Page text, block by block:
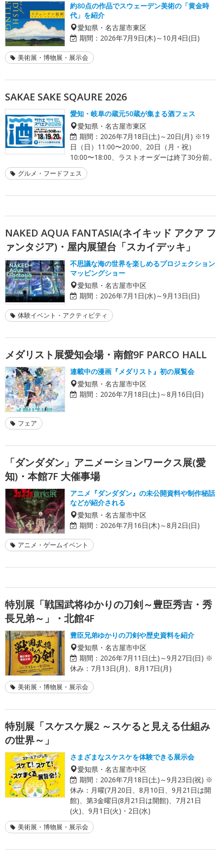
約80点の作品でスウェーデン美術の「黄金時
代」を紹介
愛知県・名古屋市東区
期間： 2026年7月9日(木)～10月4日(日)
美術展・博物展・展示会
SAKAE SAKE SQAURE 2026
愛知・岐阜の蔵元50蔵が集まる酒フェス
愛知県・名古屋市東区
期間： 2026年7月18日(土)～20日(月) ※19
日（日）11:00〜20:00、20日（月・祝）
10:00〜18:00、ラストオーダーは終了30分前。
グルメ・フードフェス
NAKED AQUA FANTASIA(ネイキッド アクア フ
ァンタジア)・屋内展望台「スカイデッキ」
不思議な海の世界を楽しめるプロジェクション
マッピングショー
愛知県・名古屋市中区
期間： 2026年7月1日(水)～9月13日(日)
体験イベント・アクティビティ
メダリスト展愛知会場・南館9F PARCO HALL
連載中の漫画『メダリスト』初の展覧会
愛知県・名古屋市中区
期間： 2026年7月18日(土)～8月16日(日)
フェア
「ダンダダン」アニメーションワークス展(愛
知)・本館7F 大催事場
アニメ『ダンダダン』の未公開資料や制作秘話
などが紹介される
愛知県・名古屋市中区
期間： 2026年7月16日(木)～8月2日(日)
アニメ・ゲームイベント
特別展「戦国武将ゆかりの刀剣～豊臣秀吉・秀
長兄弟～」・北館4F
豊臣兄弟ゆかりの刀剣や歴史資料を紹介
愛知県・名古屋市中区
期間： 2026年7月11日(土)～9月27日(日) ※
休み：7月13日(月)、8月17日(月)
美術展・博物展・展示会
特別展「スケスケ展2 ～スケると見える仕組み
の世界～」
さまざまなスケスケを体験できる展示会
愛知県・名古屋市中区
期間： 2026年7月18日(土)～9月23日(祝) ※
休み：月曜(7月20日、8月10日、9月21日は開
館)、第3金曜日(8月21日は開館)、7月21日
(火)、9月1日(火)・2日(水)
美術展・博物展・展示会